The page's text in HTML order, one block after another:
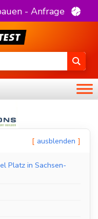
- Anfrage
ausblenden
Platz in Sachsen-